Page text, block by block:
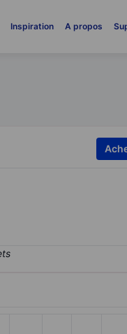
Inspiration A propos